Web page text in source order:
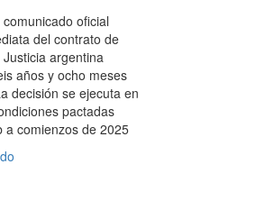
oficial
del contrato de
argentina
años y ocho meses
decisión se ejecuta en
pactadas
a comienzos de 2025